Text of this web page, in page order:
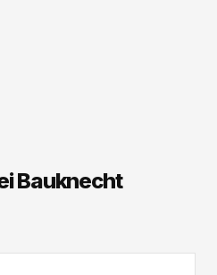
Bauknecht